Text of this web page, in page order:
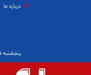
درباره ما
پنجشنبه ۱۵ مرداد ۱۴۰۵